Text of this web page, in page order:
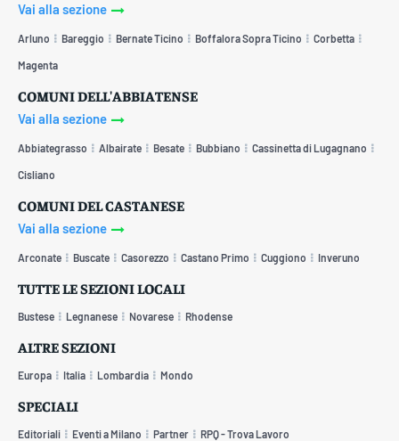
Vai alla sezione
Arluno Bareggio Bernate Ticino Boffalora Sopra Ticino Corbetta
Magenta
COMUNI DELL'ABBIATENSE
Vai alla sezione
Abbiategrasso Albairate Besate Bubbiano Cassinetta di Lugagnano
Cisliano
COMUNI DEL CASTANESE
Vai alla sezione
Arconate Buscate Casorezzo Castano Primo Cuggiono Inveruno
TUTTE LE SEZIONI LOCALI
Bustese Legnanese Novarese Rhodense
ALTRE SEZIONI
Europa Italia Lombardia Mondo
SPECIALI
Editoriali Eventi a Milano Partner RPQ - Trova Lavoro